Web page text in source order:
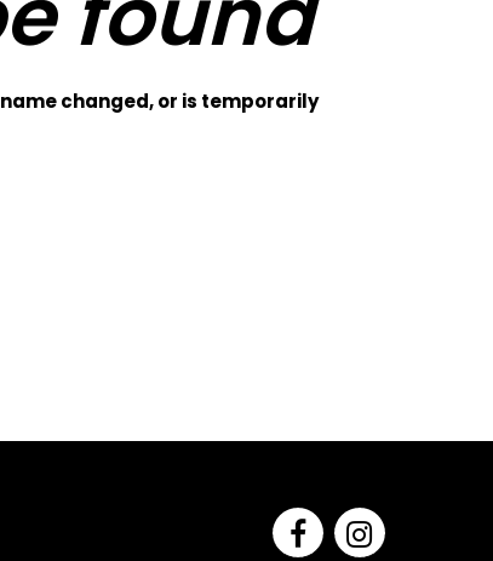
changed, or is temporarily